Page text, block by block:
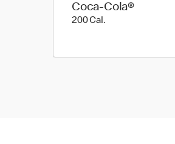
Coca-Cola®
200 Cal.200 Cal.